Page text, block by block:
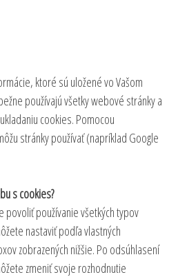
ktoré sú uložené vo Vašom
používajú všetky webové stránky a
cookies. Pomocou
stránky používať (napríklad Google
s cookies?
používanie všetkých typov
nastaviť podľa vlastných
zobrazených nižšie. Po odsúhlasení
zmeniť svoje rozhodnutie